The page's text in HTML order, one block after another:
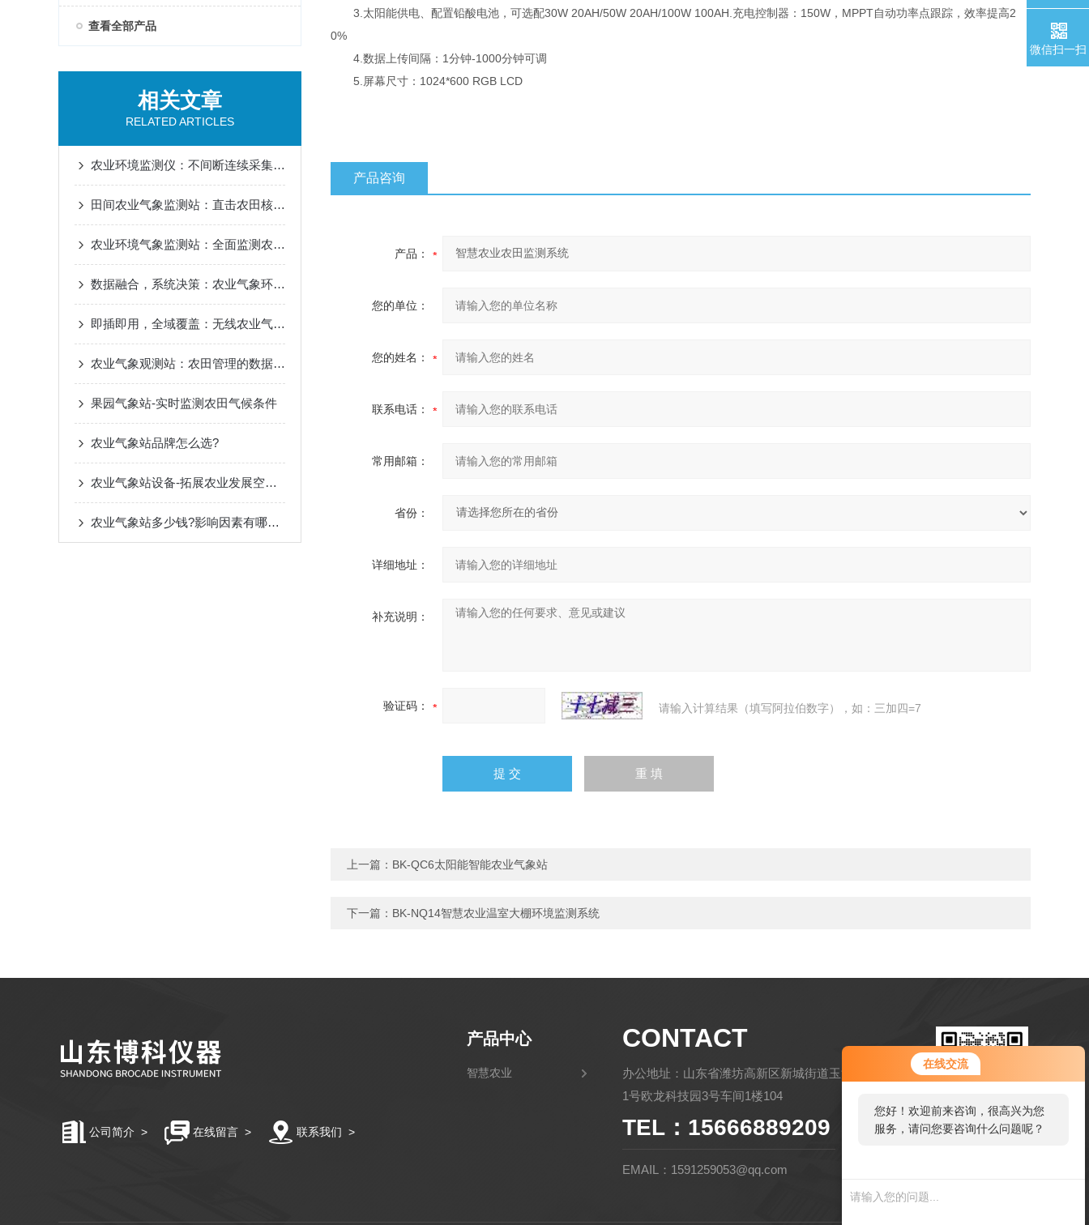
在线交流
您好！欢迎前来咨询，很高兴为您
服务，请问您要咨询什么问题呢？
查看全部产品
相关文章
RELATED ARTICLES
农业环境监测仪：不间断连续采集，捕捉微环境波动，科学管控
田间农业气象监测站：直击农田核心环境，实时掌握作物微气候
农业环境气象监测站：全面监测农田气候与生态环境数据
数据融合，系统决策：农业气象环境监测站在生态农场中的角色
即插即用，全域覆盖：无线农业气象监测站的快速部署与应用优势
农业气象观测站：农田管理的数据守护者
果园气象站-实时监测农田气候条件
农业气象站品牌怎么选?
农业气象站设备-拓展农业发展空间的气象依托
农业气象站多少钱?影响因素有哪些?
3.太阳能供电、配置铅酸电池，可选配30W 20AH/50W 20AH/100W 100AH.充电控制器：150W，MPPT自动功率点跟踪，效率提高2
0%
4.数据上传间隔：1分钟-1000分钟可调
5.屏幕尺寸：1024*600 RGB LCD
产品咨询
产品：
您的单位：
您的姓名：
联系电话：
常用邮箱：
省份：
详细地址：
补充说明：
验证码： 请输入计算结果（填写阿拉伯数字），如：三加四=7
上一篇： BK-QC6太阳能智能农业气象站
下一篇： BK-NQ14智慧农业温室大棚环境监测系统
公司简介 > 在线留言 > 联系我们 >
产品中心
智慧农业
CONTACT
办公地址：山东省潍坊高新区新城街道玉清社区金马路
1号欧龙科技园3号车间1楼104
TEL：15666889209
EMAIL：1591259053@qq.com
扫码微信联系
微信扫一扫